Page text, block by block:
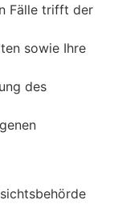
Fälle trifft der
sowie Ihre
des